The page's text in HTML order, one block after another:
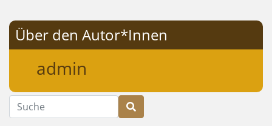
Über den Autor*Innen
admin
Suche